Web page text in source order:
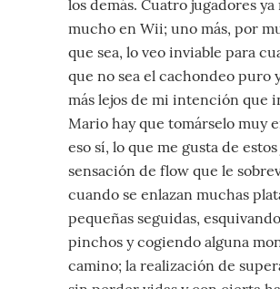
los demás. Cuatro jugadores
mucho en Wii; uno más, por
que sea, lo veo inviable para
que no sea el cachondeo puro
más lejos de mi intención que
Mario hay que tomárselo muy
eso sí, lo que me gusta de estos
sensación de flow que le
cuando se enlazan muchas
pequeñas seguidas,
pinchos y cogiendo alguna
camino; la realización de